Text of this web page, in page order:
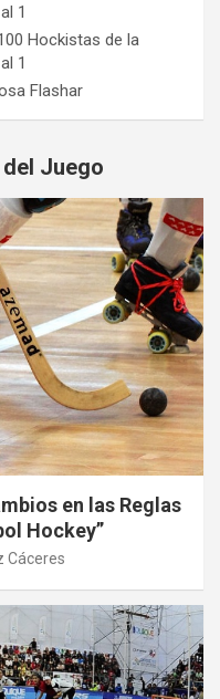
1
Hockistas de la
1
Flashar
Juego
en las Reglas
Hockey”
Cáceres